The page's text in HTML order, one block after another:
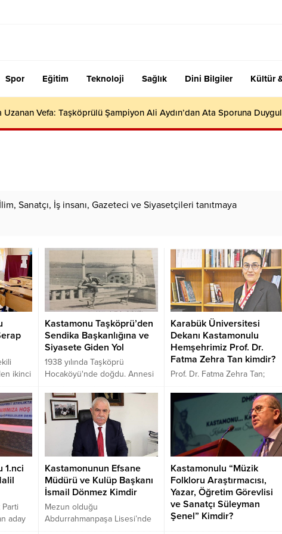
Spor Eğitim Teknoloji Sağlık Dini Bilgiler Kültür
Uzanan Vefa: Taşköprülü Şampiyon Ali Aydın’dan Ata Sporuna
Sanatçı, İş insanı, Gazeteci ve Siyasetçileri tanıtmaya
ikinci
65 oy
Kastamonu Taşköprü’den
Sendika Başkanlığına ve
Siyasete Giden Yol
1938 yılında Taşköprü
Hocaköyü'nde doğdu. Annesi
57 yıldır Ayşe Öz hanımla evli
ve iki erkek iki kız ve altı torun
sahibi...
Karabük Üniversitesi
Dekanı Kastamonulu
Hemşehrimiz Prof. Dr.
Fatma Zehra Tan kimdir?
Prof. Dr. Fatma Zehra Tan;
Tahran Üniversitesi’nde görev
yapıyor olması sebebiyle
hayatına bu ülkede başlamış
ve İhtilal’e kadar burada
yaşamıştır. İlk önce babasının
ve annesinin ortak dili olan
Farsçayı, Türkiye’ye
döndükten sonra ise anadilini
öğrenmiştir.
1.nci
aday
Kastamonunun Efsane
Müdürü ve Kulüp Başkanı
İsmail Dönmez Kimdir
Mezun olduğu
Abdurrahmanpaşa Lisesi’nde
Kastamonulu “Müzik
Folkloru Araştırmacısı,
Yazar, Öğretim Görevlisi
ve Sanatçı Süleyman
Şenel” Kimdir?